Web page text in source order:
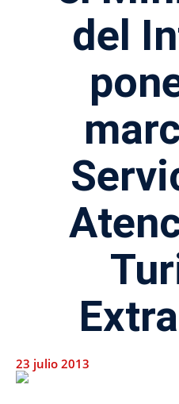
del
23 julio 2013